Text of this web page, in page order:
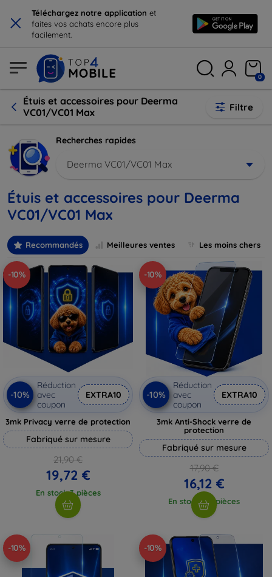
× Téléchargez notre application et
faites vos achats encore plus
facilement.
0
Étuis et accessoires pour Deerma
VC01/VC01 Max
Filtre
Recherches rapides
Deerma VC01/VC01 Max
Étuis et accessoires pour Deerma
VC01/VC01 Max
Recommandés Meilleures ventes Les moins chers
-10%
-10%
Réduction
avec
coupon
EXTRA10
3mk Privacy verre de protection
Fabriqué sur mesure
21,90 €
19,72 €
En stock 3 pièces
-10%
-10%
Réduction
avec
coupon
EXTRA10
3mk Anti-Shock verre de
protection
Fabriqué sur mesure
17,90 €
16,12 €
En stock > 5 pièces
-10% -10%